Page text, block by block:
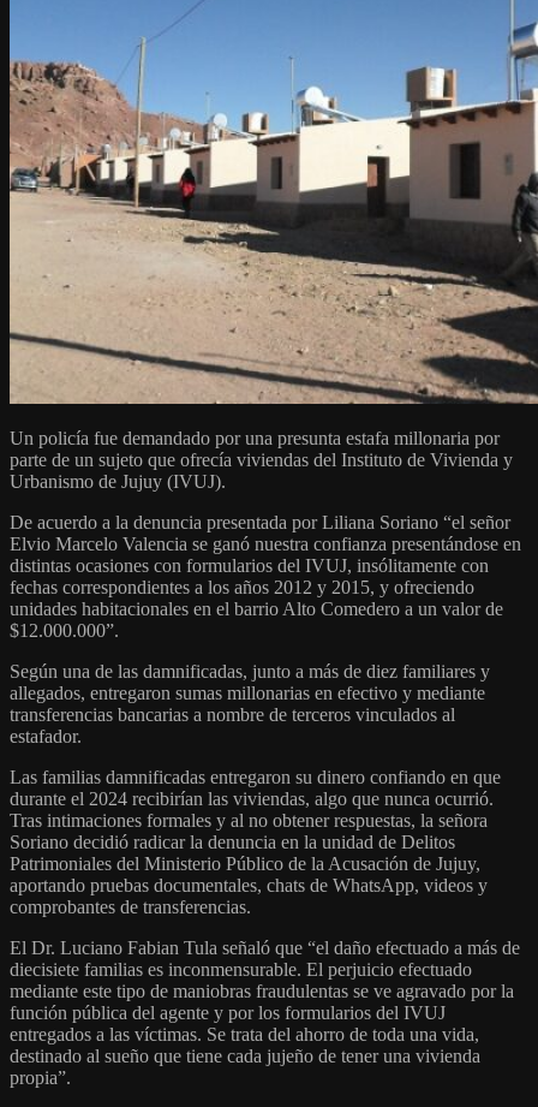
Un policía fue demandado por una presunta estafa millonaria por
parte de un sujeto que ofrecía viviendas del Instituto de Vivienda y
Urbanismo de Jujuy (IVUJ).
De acuerdo a la denuncia presentada por Liliana Soriano “el señor
Elvio Marcelo Valencia se ganó nuestra confianza presentándose en
distintas ocasiones con formularios del IVUJ, insólitamente con
fechas correspondientes a los años 2012 y 2015, y ofreciendo
unidades habitacionales en el barrio Alto Comedero a un valor de
$12.000.000”.
Según una de las damnificadas, junto a más de diez familiares y
allegados, entregaron sumas millonarias en efectivo y mediante
transferencias bancarias a nombre de terceros vinculados al
estafador.
Las familias damnificadas entregaron su dinero confiando en que
durante el 2024 recibirían las viviendas, algo que nunca ocurrió.
Tras intimaciones formales y al no obtener respuestas, la señora
Soriano decidió radicar la denuncia en la unidad de Delitos
Patrimoniales del Ministerio Público de la Acusación de Jujuy,
aportando pruebas documentales, chats de WhatsApp, videos y
comprobantes de transferencias.
El Dr. Luciano Fabian Tula señaló que “el daño efectuado a más de
diecisiete familias es inconmensurable. El perjuicio efectuado
mediante este tipo de maniobras fraudulentas se ve agravado por la
función pública del agente y por los formularios del IVUJ
entregados a las víctimas. Se trata del ahorro de toda una vida,
destinado al sueño que tiene cada jujeño de tener una vivienda
propia”.